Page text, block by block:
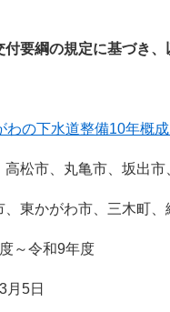
要綱の規定に基づき、
わの下水道整備10年概
市、丸亀市、坂出市、
市、三木町、綾
令和9年度
5日